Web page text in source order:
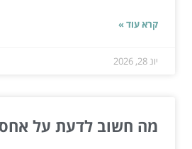
קרא עוד »
יונ 28, 2026
מה חשוב לדעת על